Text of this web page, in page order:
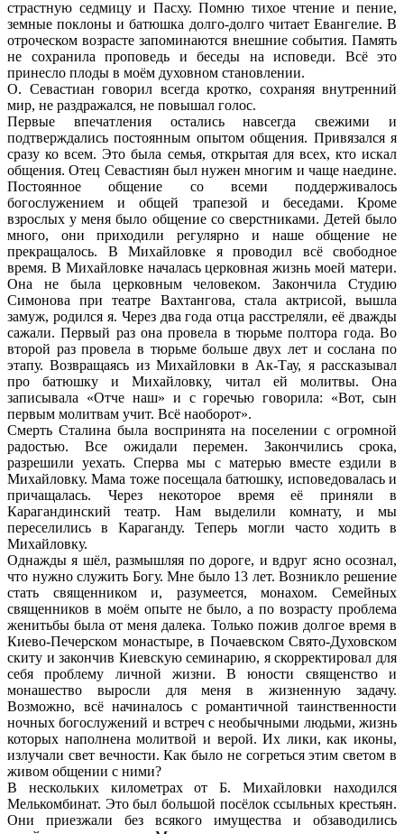
страстную седмицу и Пасху. Помню тихое чтение и пение,
земные поклоны и батюшка долго-долго читает Евангелие. В
отроческом возрасте запоминаются внешние события. Память
не сохранила проповедь и беседы на исповеди. Всё это
принесло плоды в моём духовном становлении.
О. Севастиан говорил всегда кротко, сохраняя внутренний
мир, не раздражался, не повышал голос.
Первые впечатления остались навсегда свежими и
подтверждались постоянным опытом общения. Привязался я
сразу ко всем. Это была семья, открытая для всех, кто искал
общения. Отец Севастиян был нужен многим и чаще наедине.
Постоянное общение со всеми поддерживалось
богослужением и общей трапезой и беседами. Кроме
взрослых у меня было общение со сверстниками. Детей было
много, они приходили регулярно и наше общение не
прекращалось. В Михайловке я проводил всё свободное
время. В Михайловке началась церковная жизнь моей матери.
Она не была церковным человеком. Закончила Студию
Симонова при театре Вахтангова, стала актрисой, вышла
замуж, родился я. Через два года отца расстреляли, её дважды
сажали. Первый раз она провела в тюрьме полтора года. Во
второй раз провела в тюрьме больше двух лет и сослана по
этапу. Возвращаясь из Михайловки в Ак-Тау, я рассказывал
про батюшку и Михайловку, читал ей молитвы. Она
записывала «Отче наш» и с горечью говорила: «Вот, сын
первым молитвам учит. Всё наоборот».
Смерть Сталина была воспринята на поселении с огромной
радостью. Все ожидали перемен. Закончились срока,
разрешили уехать. Сперва мы с матерью вместе ездили в
Михайловку. Мама тоже посещала батюшку, исповедовалась и
причащалась. Через некоторое время её приняли в
Карагандинский театр. Нам выделили комнату, и мы
переселились в Караганду. Теперь могли часто ходить в
Михайловку.
Однажды я шёл, размышляя по дороге, и вдруг ясно осознал,
что нужно служить Богу. Мне было 13 лет. Возникло решение
стать священником и, разумеется, монахом. Семейных
священников в моём опыте не было, а по возрасту проблема
женитьбы была от меня далека. Только пожив долгое время в
Киево-Печерском монастыре, в Почаевском Свято-Духовском
скиту и закончив Киевскую семинарию, я скорректировал для
себя проблему личной жизни. В юности священство и
монашество выросли для меня в жизненную задачу.
Возможно, всё начиналось с романтичной таинственности
ночных богослужений и встреч с необычными людьми, жизнь
которых наполнена молитвой и верой. Их лики, как иконы,
излучали свет вечности. Как было не согреться этим светом в
живом общении с ними?
В нескольких километрах от Б. Михайловки находился
Мелькомбинат. Это был большой посёлок ссыльных крестьян.
Они приезжали без всякого имущества и обзаводились